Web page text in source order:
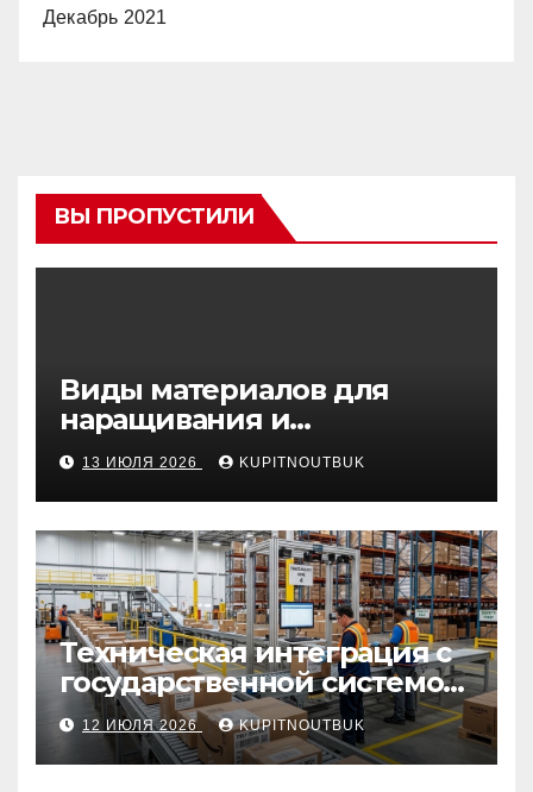
Декабрь 2021
ВЫ ПРОПУСТИЛИ
Виды материалов для
наращивания и
моделирования ногтей
13 ИЮЛЯ 2026 KUPITNOUTBUK
Техническая интеграция с
государственной системой
«Честный знак
12 ИЮЛЯ 2026 KUPITNOUTBUK